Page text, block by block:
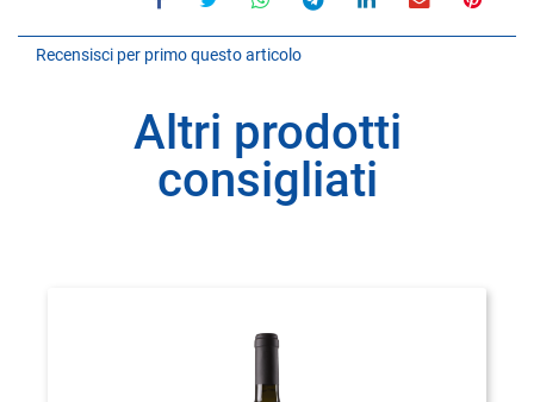
Recensisci per primo questo articolo
Altri prodotti
consigliati